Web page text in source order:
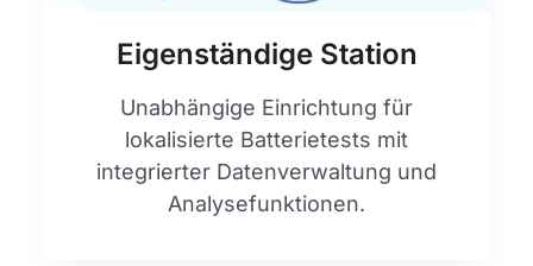
Eigenständige Station
Unabhängige Einrichtung für
lokalisierte Batterietests mit
integrierter Datenverwaltung und
Analysefunktionen.